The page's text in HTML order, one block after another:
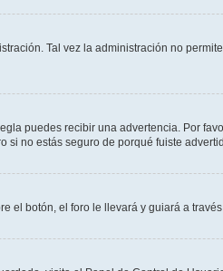
Tal vez la administración no
puedes recibir una advertencia. Por
si no estás seguro de porqué fuiste
botón, el foro le llevará y guiará a